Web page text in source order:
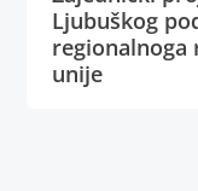
Ljubuškog
regionalnoga
unije